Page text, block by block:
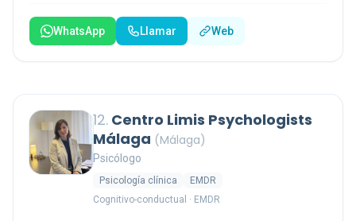
WhatsApp Llamar Web
12. Centro Limis Psychologists
Málaga (Málaga)
Psicólogo
Psicología clínica
EMDR
Cognitivo-conductual · EMDR